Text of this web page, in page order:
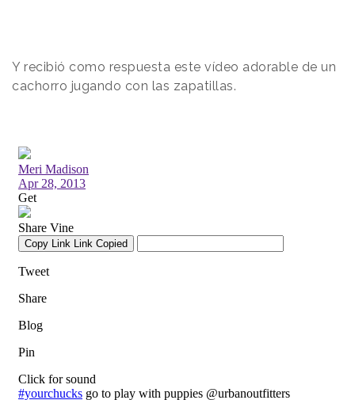
Y recibió como respuesta este vídeo adorable de un
cachorro jugando con las zapatillas.